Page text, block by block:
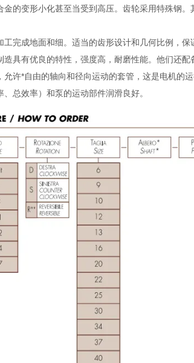
金的变形小化甚至当受到高压。齿轮采用特殊钢
完成地面和细。适当的齿形设计和几何比例，
具有优良的特性，强度高，耐磨性能。他们还
许*自由的轴向和径向运动的套管，这是电机的
总效率）和泵的运动部件润滑良好。